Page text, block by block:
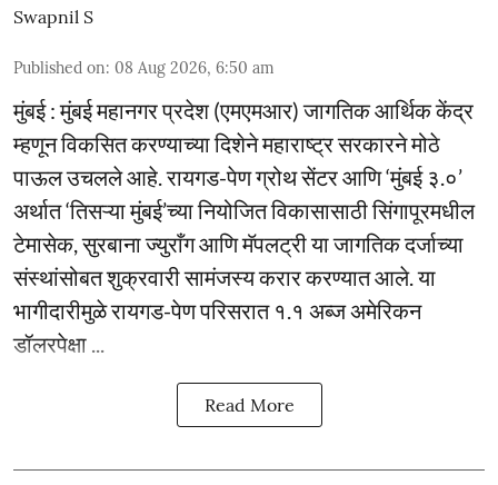
Swapnil S
Published on: 08 Aug 2026, 6:50 am
मुंबई : मुंबई महानगर प्रदेश (एमएमआर) जागतिक आर्थिक केंद्र
म्हणून विकसित करण्याच्या दिशेने महाराष्ट्र सरकारने मोठे
पाऊल उचलले आहे. रायगड-पेण ग्रोथ सेंटर आणि ‘मुंबई ३.०’
अर्थात ‘तिसऱ्या मुंबई’च्या नियोजित विकासासाठी सिंगापूरमधील
टेमासेक, सुरबाना ज्युराँग आणि मॅपलट्री या जागतिक दर्जाच्या
संस्थांसोबत शुक्रवारी सामंजस्य करार करण्यात आले. या
भागीदारीमुळे रायगड-पेण परिसरात १.१ अब्ज अमेरिकन
डॉलरपेक्षा ...
Read More